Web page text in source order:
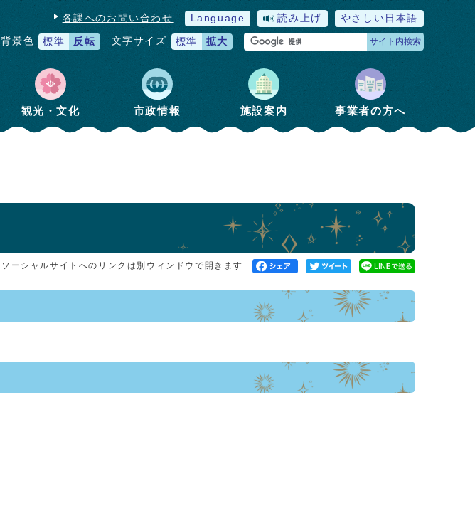
各課へのお問い合わせ Language 読み上げ やさしい日本語
背景色 標準 反転 文字サイズ 標準 拡大 サイト内検索
観光・文化 市政情報 施設案内 事業者の方へ
ソーシャルサイトへのリンクは別ウィンドウで開きます